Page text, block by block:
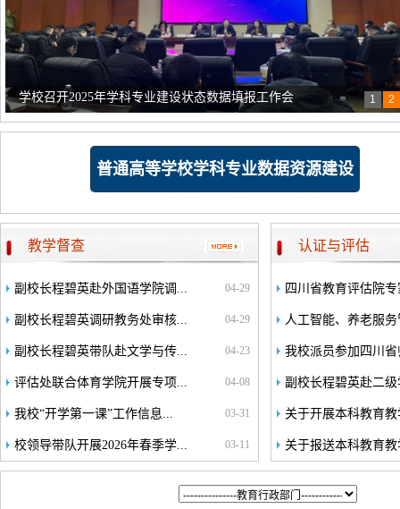
学校召开2025年学科专业建设状态数据填报工作会
学校召开2025年度目标考核领导小组工作会议
学校召开本科教育教学审核评估预评估启动会暨自评报告审读会
1 2
普通高等学校学科专业数据资源建设
教学督查
副校长程碧英赴外国语学院调... 04-29
副校长程碧英调研教务处审核... 04-29
副校长程碧英带队赴文学与传... 04-23
评估处联合体育学院开展专项... 04-08
我校“开学第一课”工作信息... 03-31
校领导带队开展2026年春季学... 03-11
认证与评估
四川省教育评估院
人工智能、养老服
我校派员参加四川
副校长程碧英赴二
关于开展本科教育
关于报送本科教育